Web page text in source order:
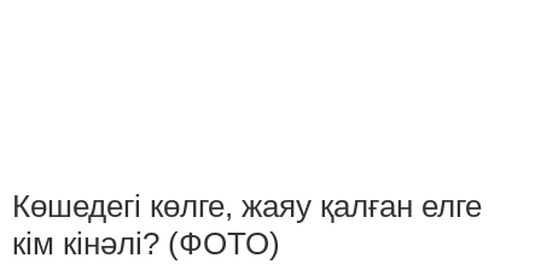
Көшедегі көлге, жаяу қалған елге
кім кінәлі? (ФОТО)